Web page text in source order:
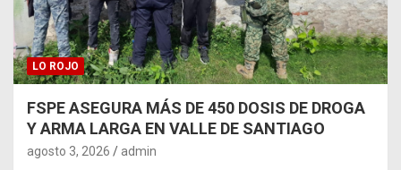
LO ROJO
FSPE ASEGURA MÁS DE 450 DOSIS DE DROGA
Y ARMA LARGA EN VALLE DE SANTIAGO
agosto 3, 2026 admin